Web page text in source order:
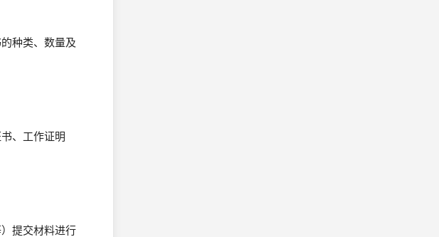
种类、数量及
、工作证明
提交材料进行